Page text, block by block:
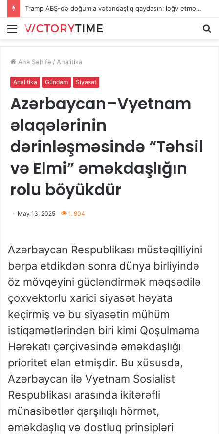
Tramp ABŞ-də doğumla vətəndaşlıq qaydasını ləğv etmək istəyir
Menu
Ana Səhifə / Analitika
Analitika Gündəm Siyasət
Azərbaycan–Vyetnam
əlaqələrinin
dərinləşməsində “Təhsil
və Elmi” əməkdaşlığın
rolu böyükdür
May 13, 2025 1. 904
Azərbaycan Respublikası müstəqilliyini
bərpa etdikdən sonra dünya birliyində
öz mövqeyini gücləndirmək məqsədilə
çoxvektorlu xarici siyasət həyata
keçirmiş və bu siyasətin mühüm
istiqamətlərindən biri kimi Qoşulmama
Hərəkatı çərçivəsində əməkdaşlığı
prioritet elan etmişdir. Bu xüsusda,
Azərbaycan ilə Vyetnam Sosialist
Respublikası arasında ikitərəfli
münasibətlər qarşılıqlı hörmət,
əməkdaşlıq və dostluq prinsipləri